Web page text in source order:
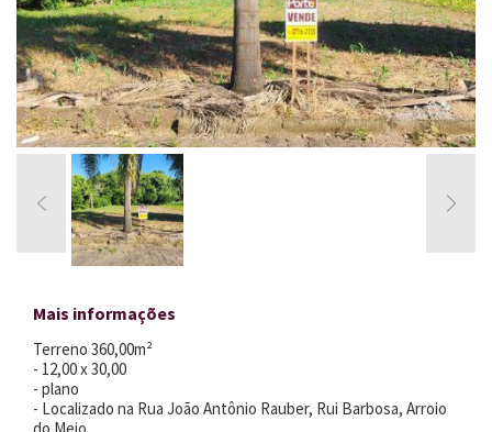
Mais informações
Terreno 360,00m²
- 12,00 x 30,00
- plano
- Localizado na Rua João Antônio Rauber, Rui Barbosa, Arroio